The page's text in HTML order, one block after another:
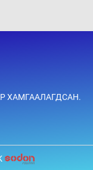
ТЭЗҮ-ийг
ХАМГААЛАГДСАН.